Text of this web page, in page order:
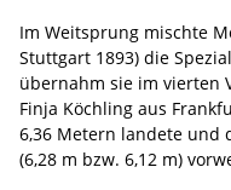
Im Weitsprung mischte
Stuttgart 1893) die
übernahm sie im vierten
Finja Köchling aus
6,36 Metern landete und
(6,28 m bzw. 6,12 m)